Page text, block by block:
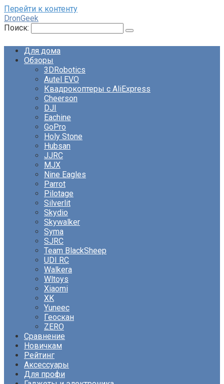
Перейти к контенту
DronGeek
Поиск:
Для дома
Обзоры
3DRobotics
Autel EVO
Квадрокоптеры с AliExpress
Cheerson
DJI
Eachine
GoPro
Holy Stone
Hubsan
JJRC
MJX
Nine Eagles
Parrot
Pilotage
Silverlit
Skydio
Skywalker
Syma
SJRC
Team BlackSheep
UDI RC
Walkera
Wltoys
Xiaomi
XK
Yuneec
Геоскан
ZERO
Сравнение
Новичкам
Рейтинг
Аксессуары
Для профи